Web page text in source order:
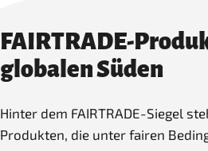
FAIRTRADE-
globalen Süden
Hinter dem FAIRTRADE-Siegel
Produkten, die unter fairen